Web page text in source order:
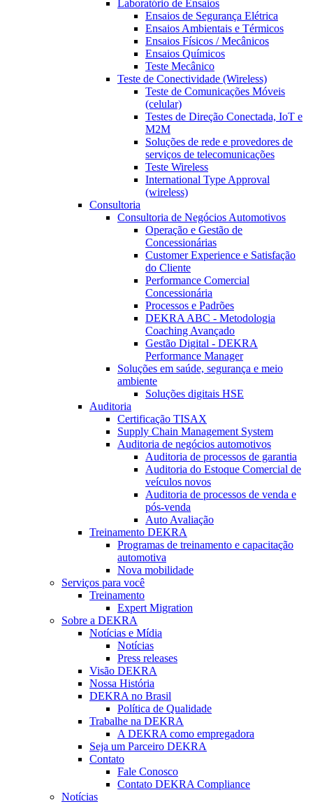
Laboratório de Ensaios
Ensaios de Segurança Elétrica
Ensaios Ambientais e Térmicos
Ensaios Físicos / Mecânicos
Ensaios Químicos
Teste Mecânico
Teste de Conectividade (Wireless)
Teste de Comunicações Móveis
(celular)
Testes de Direção Conectada, IoT e
M2M
Soluções de rede e provedores de
serviços de telecomunicações
Teste Wireless
International Type Approval
(wireless)
Consultoria
Consultoria de Negócios Automotivos
Operação e Gestão de
Concessionárias
Customer Experience e Satisfação
do Cliente
Performance Comercial
Concessionária
Processos e Padrões
DEKRA ABC - Metodologia
Coaching Avançado
Gestão Digital - DEKRA
Performance Manager
Soluções em saúde, segurança e meio
ambiente
Soluções digitais HSE
Auditoria
Certificação TISAX
Supply Chain Management System
Auditoria de negócios automotivos
Auditoria de processos de garantia
Auditoria do Estoque Comercial de
veículos novos
Auditoria de processos de venda e
pós-venda
Auto Avaliação
Treinamento DEKRA
Programas de treinamento e capacitação
automotiva
Nova mobilidade
Serviços para você
Treinamento
Expert Migration
Sobre a DEKRA
Notícias e Mídia
Notícias
Press releases
Visão DEKRA
Nossa História
DEKRA no Brasil
Política de Qualidade
Trabalhe na DEKRA
A DEKRA como empregadora
Seja um Parceiro DEKRA
Contato
Fale Conosco
Contato DEKRA Compliance
Notícias